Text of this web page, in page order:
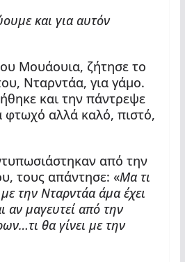
και για αυτόν
Μουάουια, ζήτησε το
Νταρντάα, για γάμο.
και την πάντρεψε
φτωχό αλλά καλό, πιστό,
από την
τους απάντησε: «Μα τι
με την Νταρντάα άμα έχει
αν μαγευτεί από την
θα γίνει με την